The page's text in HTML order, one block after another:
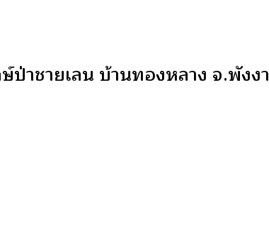
ป่าชายเลน บ้านทองหลาง จ.พังงา